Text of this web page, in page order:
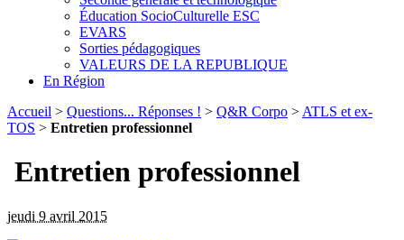
Éducation SocioCulturelle ESC
EVARS
Sorties pédagogiques
VALEURS DE LA REPUBLIQUE
En Région
Accueil > Questions... Réponses ! > Q&R Corpo > ATLS et ex-
TOS > Entretien professionnel
Entretien professionnel
jeudi 9 avril 2015